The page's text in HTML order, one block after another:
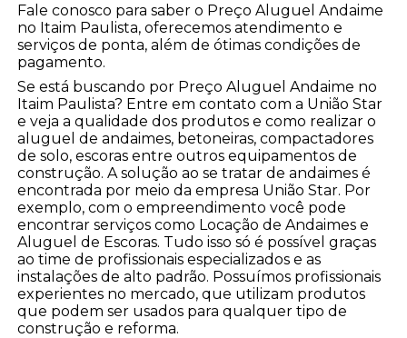
Fale conosco para saber o Preço Aluguel Andaime
no Itaim Paulista, oferecemos atendimento e
serviços de ponta, além de ótimas condições de
pagamento.
Se está buscando por Preço Aluguel Andaime no
Itaim Paulista? Entre em contato com a União Star
e veja a qualidade dos produtos e como realizar o
aluguel de andaimes, betoneiras, compactadores
de solo, escoras entre outros equipamentos de
construção. A solução ao se tratar de andaimes é
encontrada por meio da empresa União Star. Por
exemplo, com o empreendimento você pode
encontrar serviços como Locação de Andaimes e
Aluguel de Escoras. Tudo isso só é possível graças
ao time de profissionais especializados e as
instalações de alto padrão. Possuímos profissionais
experientes no mercado, que utilizam produtos
que podem ser usados para qualquer tipo de
construção e reforma.